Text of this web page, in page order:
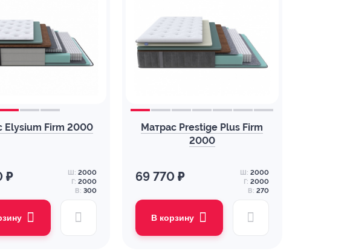
Elysium Firm 2000
₽ Ш: 2000
Г: 2000
В: 300
Матрас Prestige Plus Firm
2000
69 770 ₽ Ш: 2000
Г: 2000
В: 270
В корзину